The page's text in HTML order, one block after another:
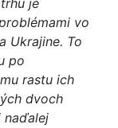
je
vo
Ukrajine. To
po
rastu ich
dvoch
naďalej